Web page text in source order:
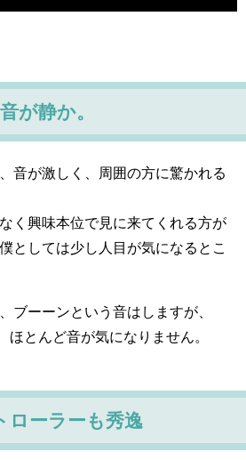
音が静か。
音が激しく、周囲の方に驚かれる
く興味本位で見に来てくれる方が
としては少し人目が気になるとこ
ブーーンという音はしますが、
ほとんど音が気になりません。
ローラーも秀逸